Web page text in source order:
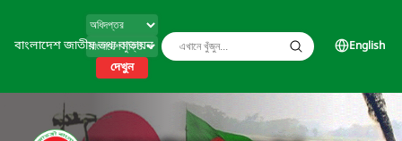
বাংলাদেশ জাতীয় তথ্য বাতায়ন
দেখুন
English